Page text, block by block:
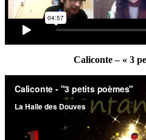
Caliconte – « 3